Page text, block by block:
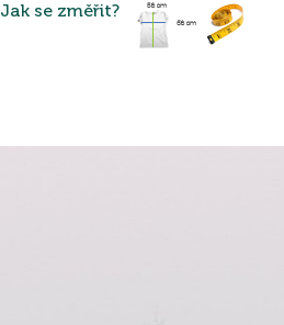
Jak se změřit?